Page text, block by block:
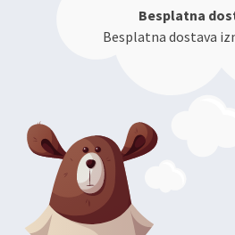
Besplatna
Besplatna dostava